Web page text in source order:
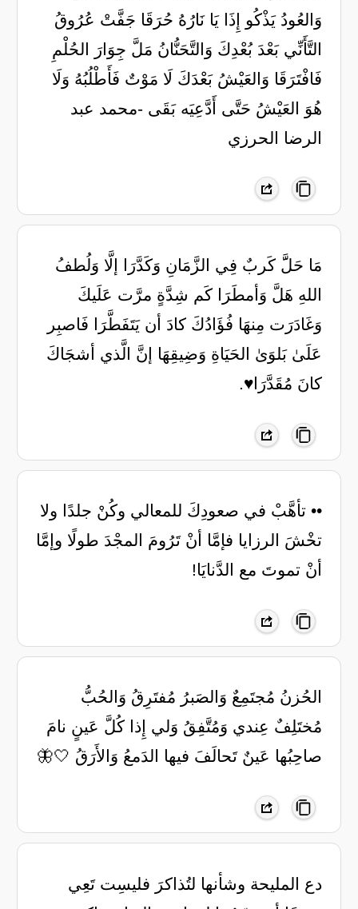
وَالعُودُ يَذْكُو إِذَا يَا نَارُهُ حُرَقَا جَفَّتْ عُرُوقُ
التَّأَنِّي بَعْدَ بُعْدِكَ وَالتَّحَنُّانُ مَلَّ جِوَارَ الحُلْمِ
فَافْتَرَقَا وَالعَيْشُ بَعْدَكَ لَا مَوْتٌ فَأَطْلُبُهُ وَلَا
هُوَ العَيْشُ حَتَّى أَدَّعِيَه بَقَى -محمد عبد
الرضا الحرزي
مَا حَلََّ كَربٌ فِي الزَّمَانِ وَكَدَّرَا إلَّا وَلُطفُ
اللهِ هَلَّ وَأمطَرَا كَم شِدَّةٍ مرَّت عَلَيكَ
وَغَادَرَت مِنهَا فُؤَادُكَ كادَ أن يَتَفَطَّرَا فَاصبِر
عَلَىٰ بَلوَىٰ الحَيَاةِ وَضِيقِهَا إنَّ الَّذي أشجَاكَ
كانَ مُقَدَّرَا♥️.
•• ‏تأهَّبْ في صعودِكَ للمعالي ‏وكُنْ جلدًا ولا
تخْشَ الرزايا ‏فإمَّا أنْ تَرُومَ المجْدَ طولًا ‏وإمَّا
أنْ تموتَ مع الدَّنايَا!
الحُزنُ مُجتَمِعٌ وَالصَبرُ مُفتَرِقُ وَالحُبُّ
مُختَلِفٌ عِندي وَمُتَّفِقُ وَلي إِذا كُلَّ عَينٍ نامَ
صاحِبُها عَينٌ تَحالَفَ فيها الدَمعُ وَالأَرَقُ 🤍🦋
دع المليحة وشأنها لتُذاكرَ فليسِت تَعِي